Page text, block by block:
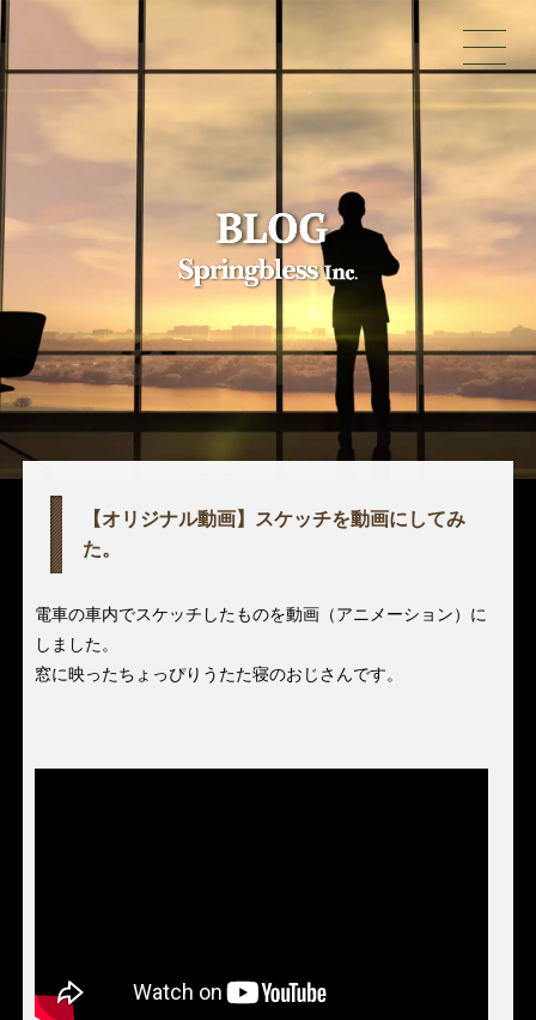
【オリジナル動画】スケッチを動画にしてみ
た。
電車の車内でスケッチしたものを動画（アニメーション）に
しました。
窓に映ったちょっぴりうたた寝のおじさんです。